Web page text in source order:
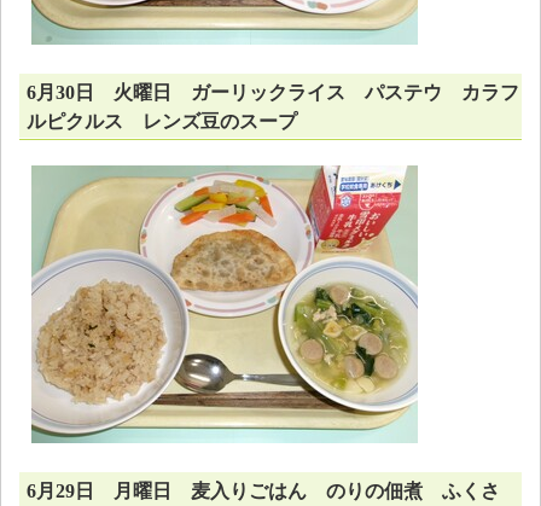
6月30日 火曜日 ガーリックライス パステウ カラフ
ルピクルス レンズ豆のスープ
6月29日 月曜日 麦入りごはん のりの佃煮 ふくさ